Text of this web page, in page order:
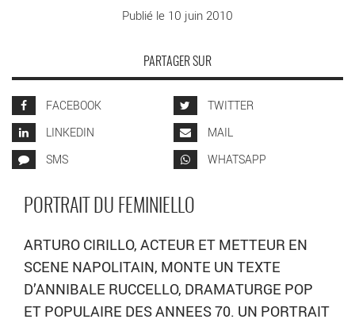
Publié le 10 juin 2010
PARTAGER SUR
FACEBOOK
TWITTER
LINKEDIN
MAIL
SMS
WHATSAPP
PORTRAIT DU FEMINIELLO
ARTURO CIRILLO, ACTEUR ET METTEUR EN
SCENE NAPOLITAIN, MONTE UN TEXTE
D’ANNIBALE RUCCELLO, DRAMATURGE POP
ET POPULAIRE DES ANNEES 70. UN PORTRAIT